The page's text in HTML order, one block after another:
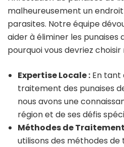
malheureusement un
parasites. Notre équipe
aider à éliminer les punaises
pourquoi vous devriez
Expertise Locale : En tant
traitement des punaises
nous avons une
région et de ses défis
Méthodes de
utilisons des méthodes